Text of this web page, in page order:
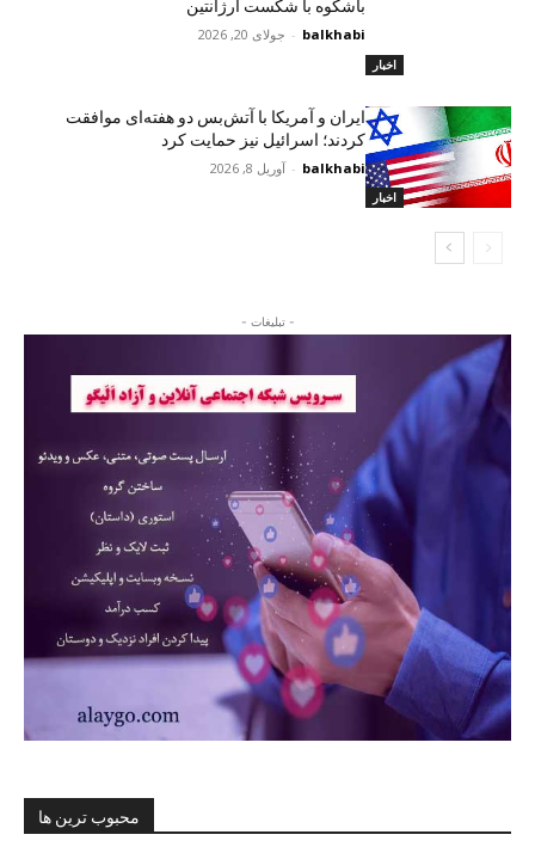
اخبار
باشکوه با شکست آرژانتین
balkhabi
- جولای 20, 2026
اخبار
ایران و آمریکا با آتش‌بس دو هفته‌ای موافقت
کردند؛ اسرائیل نیز حمایت کرد
balkhabi
- آوریل 8, 2026
- تبلیغات -
محبوب ترین ها